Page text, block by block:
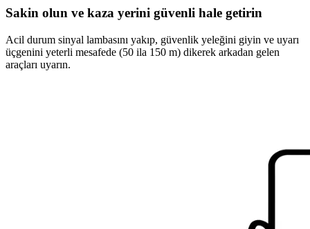
Sakin olun ve kaza yerini güvenli hale getirin
Acil durum sinyal lambasını yakıp, güvenlik yeleğini giyin ve uyarı
üçgenini yeterli mesafede (50 ila 150 m) dikerek arkadan gelen
araçları uyarın.